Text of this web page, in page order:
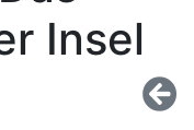
Insel